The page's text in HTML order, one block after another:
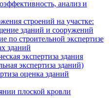
анализ и
строений на участке:
зданий и сооружений
по строительной экспертизе
зданий
экспертиза здания
экспертиза зданий)
оценка зданий
плоской кровли